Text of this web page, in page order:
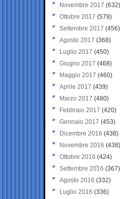
Novembre 2017 (632)
Ottobre 2017 (579)
Settembre 2017 (456)
Agosto 2017 (368)
Luglio 2017 (450)
Giugno 2017 (468)
Maggio 2017 (460)
Aprile 2017 (439)
Marzo 2017 (480)
Febbraio 2017 (420)
Gennaio 2017 (453)
Dicembre 2016 (438)
Novembre 2016 (438)
Ottobre 2016 (424)
Settembre 2016 (367)
Agosto 2016 (332)
Luglio 2016 (336)